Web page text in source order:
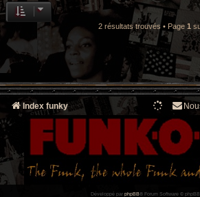
2 résultats trouvés • Page 1
Index funky
Développé par phpBB® Forum Software ©